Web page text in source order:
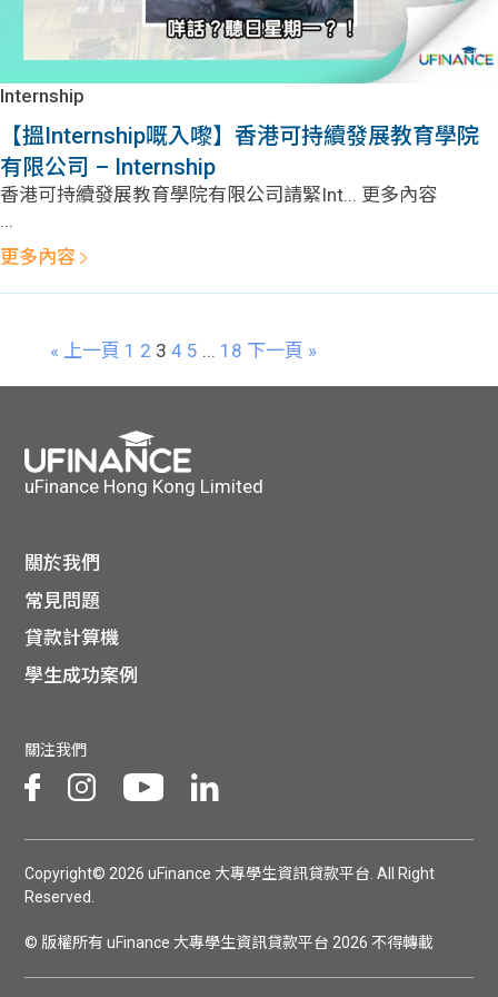
Internship
【搵Internship嘅入嚟】香港可持續發展教育學院
有限公司 – Internship
香港可持續發展教育學院有限公司請緊Int... 更多內容
...
更多內容
« 上一頁 1 2 3 4 5 ... 18 下一頁 »
uFinance Hong Kong Limited
關於我們
常見問題
貸款計算機
學生成功案例
關注我們
Copyright© 2026 uFinance 大專學生資訊貸款平台. All Right
Reserved.
© 版權所有 uFinance 大專學生資訊貸款平台 2026 不得轉載